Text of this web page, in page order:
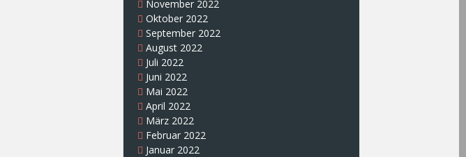
November 2022
Oktober 2022
September 2022
August 2022
Juli 2022
Juni 2022
Mai 2022
April 2022
März 2022
Februar 2022
Januar 2022